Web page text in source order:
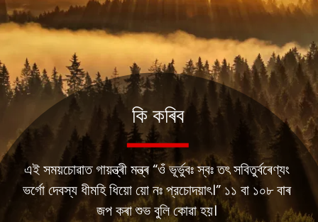
এই সময়চোৱাত গায়ন্ত্ৰী মন্ত্ৰ “ওঁ ভূর্ভুবঃ স্বঃ তৎ সবিতুর্বৰেণ্যং
ভর্গো দেবস্য ধীমহি ধিয়ো য়ো নঃ প্রচোদয়াৎ।” ১১ বা ১০৮ বাৰ
জপ কৰা শুভ বুলি কোৱা হয়।
কি কৰিব